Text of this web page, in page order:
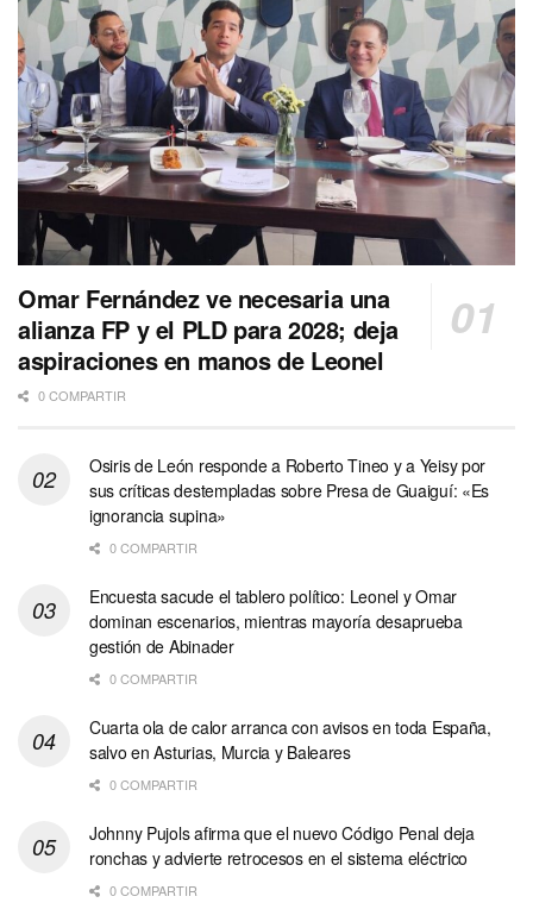
Omar Fernández ve necesaria una
alianza FP y el PLD para 2028; deja
aspiraciones en manos de Leonel
0 COMPARTIR
Osiris de León responde a Roberto Tineo y a Yeisy por
sus críticas destempladas sobre Presa de Guaiguí: «Es
ignorancia supina»
0 COMPARTIR
Encuesta sacude el tablero político: Leonel y Omar
dominan escenarios, mientras mayoría desaprueba
gestión de Abinader
0 COMPARTIR
Cuarta ola de calor arranca con avisos en toda España,
salvo en Asturias, Murcia y Baleares
0 COMPARTIR
Johnny Pujols afirma que el nuevo Código Penal deja
ronchas y advierte retrocesos en el sistema eléctrico
0 COMPARTIR